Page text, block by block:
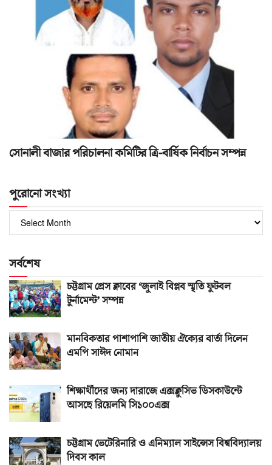
সোনালী বাজার পরিচালনা কমিটির ত্রি-বার্ষিক নির্বাচন সম্পন্ন
পুরোনো সংখ্যা
পুরোনো
সংখ্যা
সর্বশেষ
চট্টগ্রাম প্রেস ক্লাবের ‘জুলাই বিপ্লব স্মৃতি ফুটবল
টুর্নামেন্ট’ সম্পন্ন
মানবিকতার পাশাপাশি জাতীয় ঐক্যের বার্তা দিলেন
এমপি সাঈদ নোমান
শিক্ষার্থীদের জন্য দারাজে এক্সক্লুসিভ ডিসকাউন্টে
আসছে রিয়েলমি সি১০০এক্স
চট্টগ্রাম ভেটেরিনারি ও এনিম্যাল সাইন্সেস বিশ্ববিদ্যালয়
দিবস কাল